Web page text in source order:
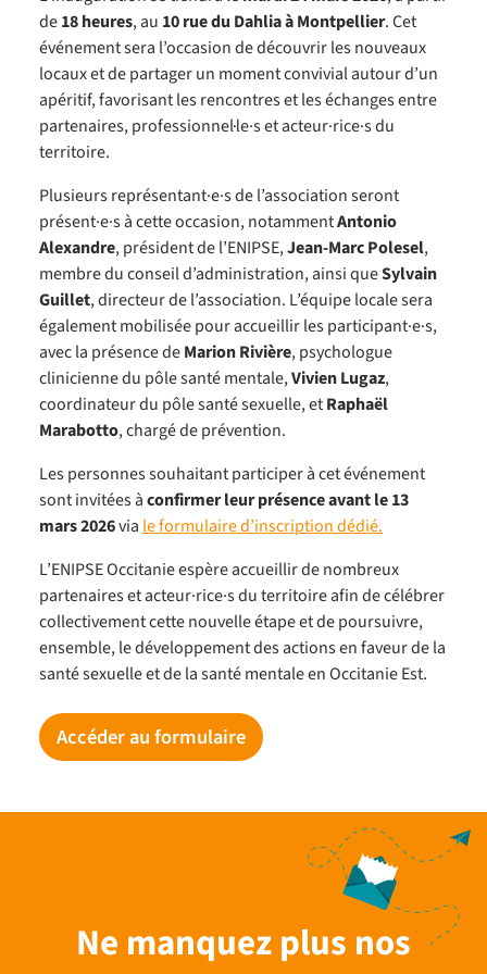
de18 heures, au 10 rue du Dahlia à Montpellier. Cet
événement sera l’occasion de découvrir les nouveaux
locaux et de partager un moment convivial autour d’un
apéritif, favorisant les rencontres et les échanges entre
partenaires, professionnel·le·s et acteur·rice·s du
territoire.
Plusieurs représentant·e·s de l’association seront
présent·e·s à cette occasion, notammentAntonio
Alexandre, président de l’ENIPSE,Jean-Marc Polesel,
membre du conseil d’administration, ainsi queSylvain
Guillet, directeur de l’association. L’équipe locale sera
également mobilisée pour accueillir les participant·e·s,
avec la présence deMarion Rivière, psychologue
clinicienne du pôle santé mentale,Vivien Lugaz,
coordinateur du pôle santé sexuelle, etRaphaël
Marabotto, chargé de prévention.
Les personnes souhaitant participer à cet événement
sont invitées àconfirmer leur présence avant le 13
mars 2026via le formulaire d’inscription dédié.
L’ENIPSE Occitanie espère accueillir de nombreux
partenaires et acteur·rice·s du territoire afin de célébrer
collectivement cette nouvelle étape et de poursuivre,
ensemble, le développement des actions en faveur de la
santé sexuelle et de la santé mentale en Occitanie Est.
Accéder au formulaire
Ne manquez plus nos